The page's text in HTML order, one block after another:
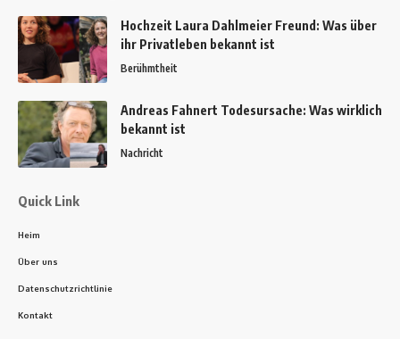
Hochzeit Laura Dahlmeier Freund: Was über
ihr Privatleben bekannt ist
Berühmtheit
Andreas Fahnert Todesursache: Was wirklich
bekannt ist
Nachricht
Quick Link
Heim
Über uns
Datenschutzrichtlinie
Kontakt